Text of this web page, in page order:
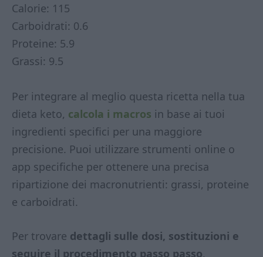
Calorie: 115
Carboidrati: 0.6
Proteine: 5.9
Grassi: 9.5
Per integrare al meglio questa ricetta nella tua
dieta keto, calcola i macros in base ai tuoi
ingredienti specifici per una maggiore
precisione. Puoi utilizzare strumenti online o
app specifiche per ottenere una precisa
ripartizione dei macronutrienti: grassi, proteine
e carboidrati.
Per trovare dettagli sulle dosi, sostituzioni e
seguire il procedimento passo passo,